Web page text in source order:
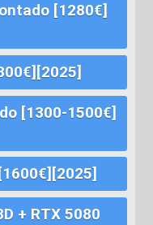
[1280€]
[1300-1500€]
+ RTX 5080